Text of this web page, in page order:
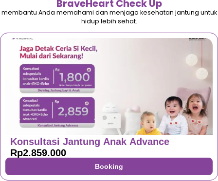
BraveHeart Check Up
membantu Anda memahami dan menjaga kesehatan jantung untuk
hidup lebih sehat.
Konsultasi Jantung Anak Advance
Rp2.859.000
Booking